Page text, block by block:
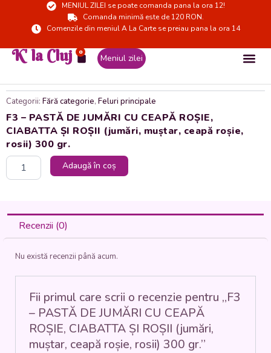
MENIUL ZILEI se poate comanda pana la ora 12!
Comanda minimă este de 120 RON.
Comenzile din meniul A La Carte se preiau pana la ora 14
K' la Cluj 0
Cart Meniul zilei
Categorii: Fără categorie, Feluri principale
F3 – PASTĂ DE JUMĂRI CU CEAPĂ ROȘIE,
CIABATTA ȘI ROȘII (jumări, muștar, ceapă roșie,
rosii) 300 gr.
Cantitate
JUMĂRI
ROȘIE,
muștar,
Adaugă în coș
Recenzii (0)
Nu există recenzii până acum.
Fii primul care scrii o recenzie pentru „F3
– PASTĂ DE JUMĂRI CU CEAPĂ
ROȘIE, CIABATTA ȘI ROȘII (jumări,
muștar, ceapă roșie, rosii) 300 gr.”